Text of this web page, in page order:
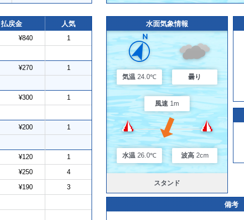
払戻金 人気
¥840 1
¥270 1
¥300 1
¥200 1
¥120 1
¥250 4
¥190 3
水面気象情報
気温 24.0℃ 曇り
風速 1m
水温 26.0℃ 波高 2cm
スタンド
備考